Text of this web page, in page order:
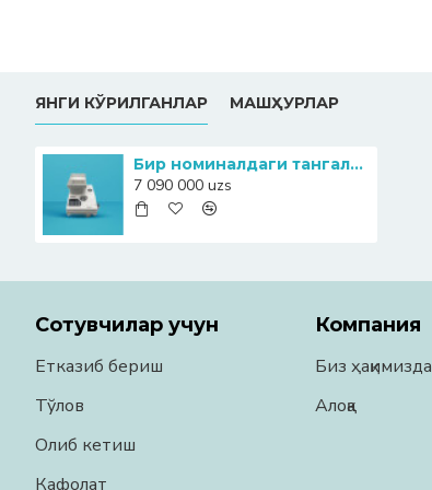
ЯНГИ КЎРИЛГАНЛАР МАШҲУРЛАР
Бир номиналдаги тангаларни унумли сановчи ва сараловчи Magner 926
7 090 000 uzs
Сотувчилар учун
Етказиб бериш
Тўлов
Олиб кетиш
Кафолат
Компания
Биз ҳақимизда
Алоқа